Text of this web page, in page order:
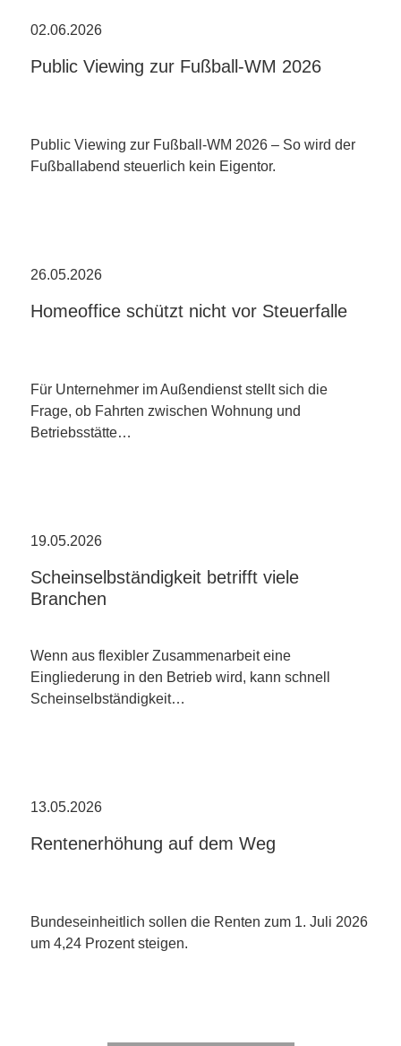
02.06.2026
Public Viewing zur Fußball-WM 2026
Public Viewing zur Fußball-WM 2026 – So wird der
Fußballabend steuerlich kein Eigentor.
26.05.2026
Homeoffice schützt nicht vor Steuerfalle
Für Unternehmer im Außendienst stellt sich die
Frage, ob Fahrten zwischen Wohnung und
Betriebsstätte…
19.05.2026
Scheinselbständigkeit betrifft viele
Branchen
Wenn aus flexibler Zusammenarbeit eine
Eingliederung in den Betrieb wird, kann schnell
Scheinselbständigkeit…
13.05.2026
Rentenerhöhung auf dem Weg
Bundeseinheitlich sollen die Renten zum 1. Juli 2026
um 4,24 Prozent steigen.